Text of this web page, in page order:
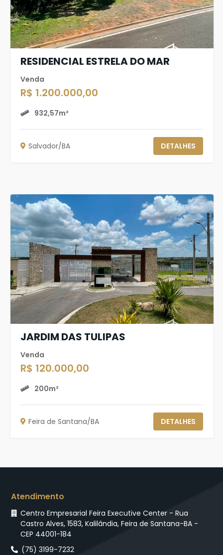
RESIDENCIAL ESTRELA DO MAR
Venda
R$ 1.200.000,00
932,57m²
Salvador/BA DETALHES
JARDIM DAS TULIPAS
Venda
R$ 120.000,00
200m²
Feira de Santana/BA DETALHES
Atendimento
Centro Empresarial Feira Executive Center - Rua
Castro Alves, 1583, Kalilândia, Feira de Santana-BA -
CEP 44001-184
(75) 3199-7232